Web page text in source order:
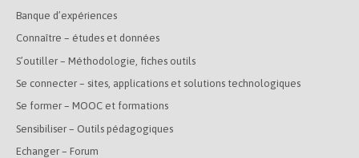
Banque d’expériences
Connaître – études et données
S’outiller – Méthodologie, fiches outils
Se connecter – sites, applications et solutions technologiques
Se former – MOOC et formations
Sensibiliser – Outils pédagogiques
Echanger – Forum